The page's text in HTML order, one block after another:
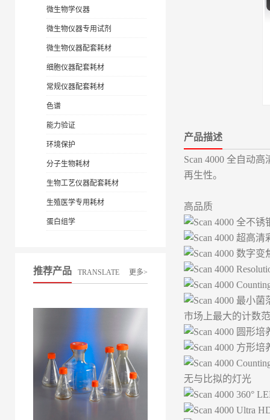
微生物学仪器
微生物仪器专用试剂
微生物仪器配套耗材
细胞仪器配套耗材
常规仪器配套耗材
色谱
能力验证
环境保护
分子生物耗材
生物工艺仪器配套耗材
生殖医学专用耗材
蛋白组学
推荐产品 TRANSLATE 更多>
产品描述
Scan 4000 全自动
再生性。
高品质
全不锈
超高清
数字变
最小菌
市场上最大的计数
圆形培
方形培
无与比拟的灯光
360°
Ultra